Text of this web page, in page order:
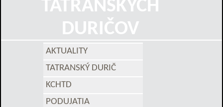
TATRANSKÝCH
DURIČOV
AKTUALITY
TATRANSKÝ DURIČ
KCHTD
PODUJATIA